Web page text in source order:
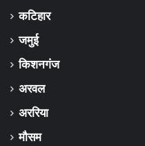
कटिहार
जमुई
किशनगंज
अरवल
अररिया
मौसम